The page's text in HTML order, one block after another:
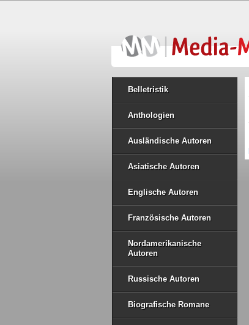
Belletristik
Anthologien
Ausländische Autoren
Asiatische Autoren
Englische Autoren
Französische Autoren
Nordamerikanische
Autoren
Russische Autoren
Biografische Romane